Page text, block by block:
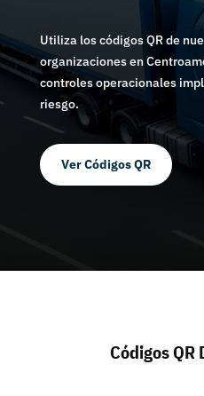
Utiliza los códigos QR de
organizaciones en
controles operacionales
riesgo.
Ver Códigos QR
Códigos